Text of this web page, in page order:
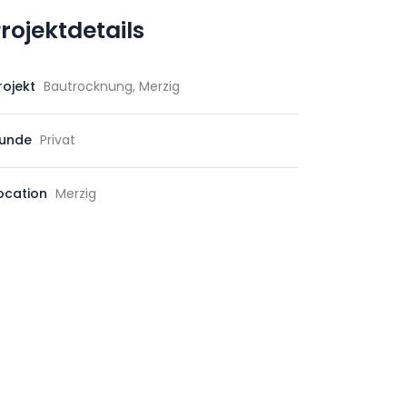
Bautrocknung, Merzig
Privat
Merzig